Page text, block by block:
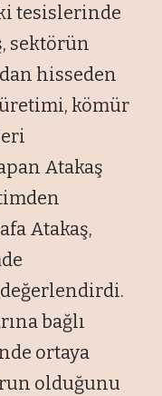
tesislerinde
sektörün
hisseden
kömür
Atakaş
Atakaş,
değerlendirdi.
bağlı
ortaya
olduğunu